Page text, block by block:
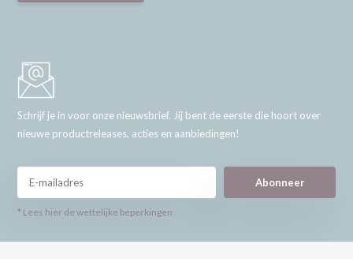
Schrijf je in voor onze nieuwsbrief. Jij bent de eerste die hoort over
nieuwe productreleases, acties en aanbiedingen!
Abonneer
* Lees hier de wettelijke beperkingen